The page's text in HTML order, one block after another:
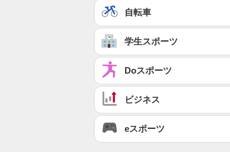
自転車
学生スポーツ
Doスポーツ
ビジネス
eスポーツ